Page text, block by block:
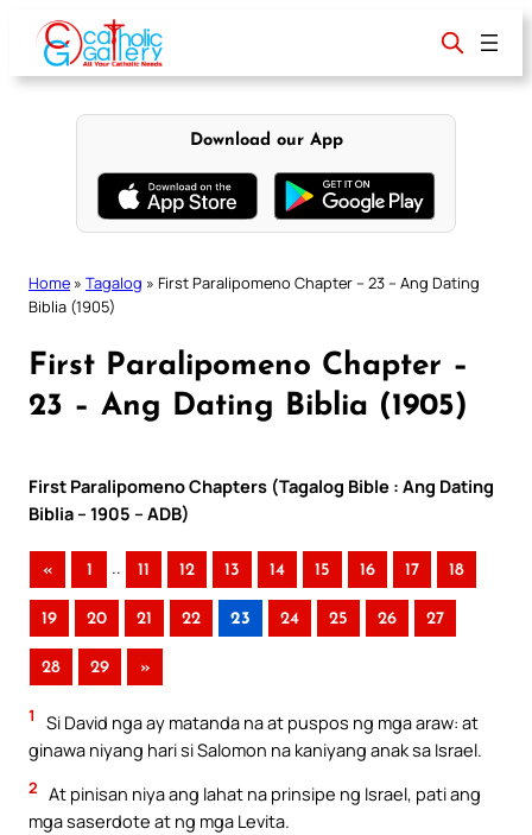
content
Download our App
Home » Tagalog » First Paralipomeno Chapter – 23 – Ang Dating
Biblia (1905)
First Paralipomeno Chapter –
23 – Ang Dating Biblia (1905)
First Paralipomeno Chapters (Tagalog Bible : Ang Dating
Biblia – 1905 – ADB)
« 1 .. 11 12 13 14 15 16 17 18
19 20 21 22 23 24 25 26 27
28 29 »
1
Si David nga ay matanda na at puspos ng mga araw: at
ginawa niyang hari si Salomon na kaniyang anak sa Israel.
2 At pinisan niya ang lahat na prinsipe ng Israel, pati ang
mga saserdote at ng mga Levita.